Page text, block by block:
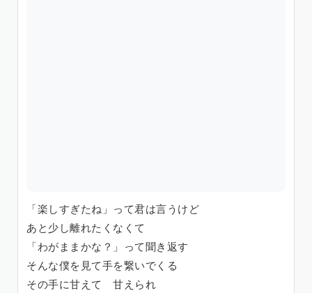
「楽しすぎたね」って君は言うけど
あと少し離れたくなくて
「わがままかな？」って聞き返す
そんな僕を見て手を繋いでくる
その手に甘えて 甘えられ